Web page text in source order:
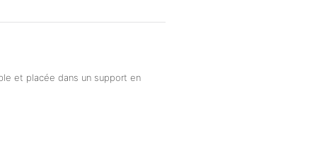
et placée dans un support en